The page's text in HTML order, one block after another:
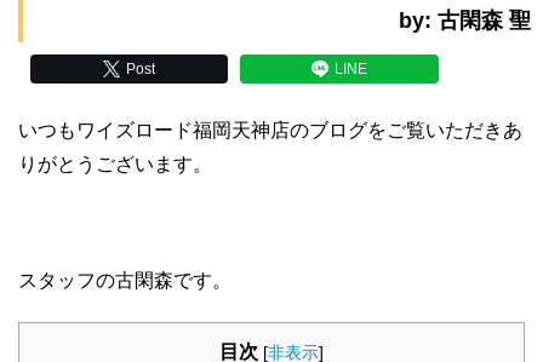
by: 古閑森 聖
Post LINE
いつもワイズロード福岡天神店のブログをご覧いただきあ
りがとうございます。
スタッフの古閑森です。
目次 [非表示]